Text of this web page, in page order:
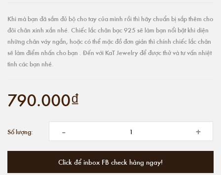
Khi mà bạn đã sắm đủ bộ cho tay của mình rồi thì hãy chuẩn bị sắp thêm cho
đôi chân xinh xắn nhé. Chiếc lắc chân bạc 925 sẽ làm bạn nổi bật khi diện
những chân váy ngắn, hoặc có thể mặc đồ đơn giản thì chính chiếc lắc chân
sẽ làm điểm nhấn cho bạn . Đến với KaT Jewelry để được thử và tư vấn nhiệt
tình các bạn nhé.
790.000₫
Số lượng: - +
Click để inbox FB check hàng ngay!